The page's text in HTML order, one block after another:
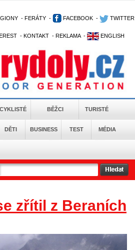
- FERÁTY - FACEBOOK - TWITTER
- KONTAKT - REKLAMA - ENGLISH
CYKLISTÉ BĚŽCI TURISTÉ
DĚTI BUSINESS TEST MÉDIA
zřítil z Beraních